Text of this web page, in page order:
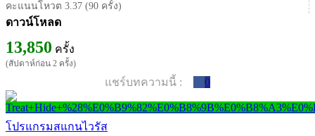
คะแนนโหวต 3.37 (90 ครั้ง)
ดาวน์โหลด
13,850 ครั้ง
(สัปดาห์ก่อน 2 ครั้ง)
แชร์บทความนี้ : 0
โปรแกรมสแกนไวรัส